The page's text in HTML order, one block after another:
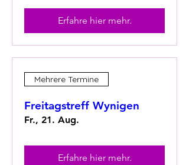
Erfahre hier mehr.
Mehrere Termine
Freitagstreff Wynigen
Fr., 21. Aug.
Erfahre hier mehr.